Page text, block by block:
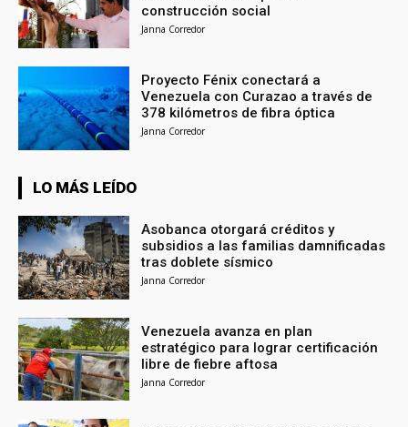
construcción social
Janna Corredor
Proyecto Fénix conectará a
Venezuela con Curazao a través de
378 kilómetros de fibra óptica
Janna Corredor
LO MÁS LEÍDO
Asobanca otorgará créditos y
subsidios a las familias damnificadas
tras doblete sísmico
Janna Corredor
Venezuela avanza en plan
estratégico para lograr certificación
libre de fiebre aftosa
Janna Corredor